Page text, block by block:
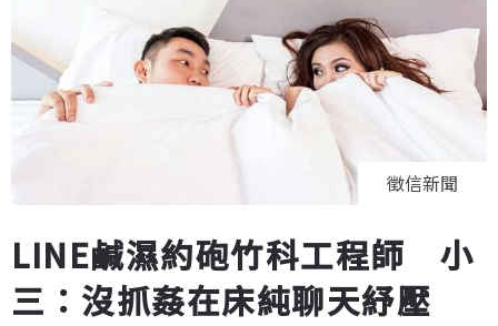
徵信新聞
LINE鹹濕約砲竹科工程師 小
三：沒抓姦在床純聊天紓壓